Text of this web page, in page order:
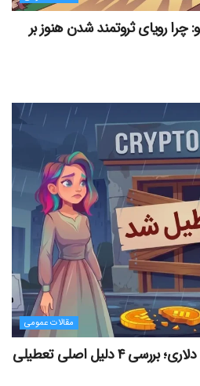
کریپتو: چرا رویای ثروتمند شدن هنوز بر
مقالات عمومی
پایان تلخ پروژه‌های میلیون دلاری؛ بررسی ۴ دلیل اصلی تعطیلی